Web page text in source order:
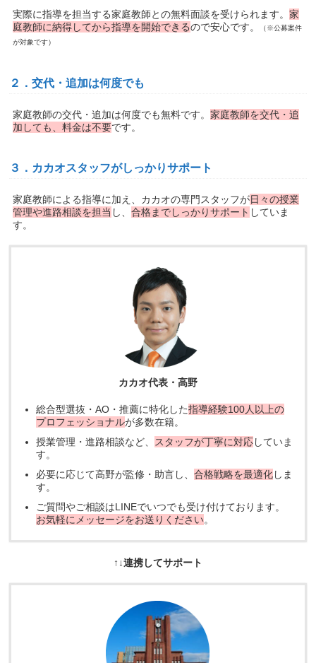
実際に指導を担当する家庭教師との無料面談を受けられます。家
庭教師に納得してから指導を開始できるので安心です。
（※公募案件
が対象です）
２．交代・追加は何度でも
家庭教師の交代・追加は何度でも無料です。家庭教師を交代・追
加しても、料金は不要です。
３．カカオスタッフがしっかりサポート
家庭教師による指導に加え、カカオの専門スタッフが日々の授業
管理や進路相談を担当 し、合格までしっかりサポート していま
す。
カカオ代表・高野
総合型選抜・AO・推薦に特化した指導経験100人以上の
プロフェッショナルが多数在籍。
授業管理・進路相談など、 スタッフが丁寧に対応していま
す。
必要に応じて高野が監修・助言し、合格戦略を最適化しま
す。
ご質問やご相談はLINEでいつでも受け付けております。
お気軽にメッセージをお送りください。
↑↓連携してサポート